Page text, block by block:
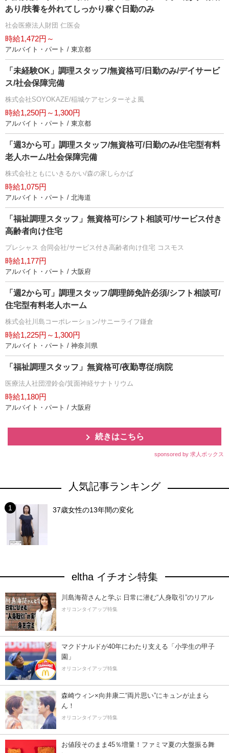
あり/扶養を外れてしっかり稼ぐ日勤のみ
社会医療法人財団 仁医会
時給1,472円～
アルバイト・パート / 東京都
「未経験OK」調理スタッフ/無資格可/日勤のみ/デイサービ
ス/社会保障完備
株式会社SOYOKAZE/稲城ケアセンターそよ風
時給1,250円～1,300円
アルバイト・パート / 東京都
「週3から可」調理スタッフ/無資格可/日勤のみ/住宅型有料
老人ホーム/社会保障完備
株式会社ともにいきるかい/森の家しらかば
時給1,075円
アルバイト・パート / 北海道
「福祉調理スタッフ」無資格可/シフト相談可/サービス付き
高齢者向け住宅
プレシャス 合同会社/サービス付き高齢者向け住宅 コスモス
時給1,177円
アルバイト・パート / 大阪府
「週2から可」調理スタッフ/調理師免許必須/シフト相談可/
住宅型有料老人ホーム
株式会社川島コーポレーション/サニーライフ鎌倉
時給1,225円～1,300円
アルバイト・パート / 神奈川県
「福祉調理スタッフ」無資格可/夜勤専従/病院
医療法人社団澄鈴会/箕面神経サナトリウム
時給1,180円
アルバイト・パート / 大阪府
続きはこちら
sponsored by 求人ボックス
人気記事ランキング
37歳女性の13年間の変化
eltha イチオシ特集
川島海荷さんと学ぶ 日常に潜む“人身取引”のリアル
オリコンタイアップ特集
マクドナルドが40年にわたり支える「小学生の甲子
園」
オリコンタイアップ特集
森崎ウィン×向井康二“両片思い”にキュンが止まら
ん！
オリコンタイアップ特集
お値段そのまま45％増量！ファミマ夏の大盤振る舞